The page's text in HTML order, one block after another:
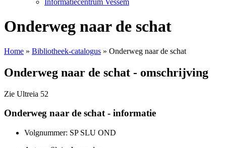
Informatiecentrum Vessem
Onderweg naar de schat
Home » Bibliotheek-catalogus » Onderweg naar de schat
Onderweg naar de schat - omschrijving
Zie Ultreia 52
Onderweg naar de schat - informatie
Volgnummer: SP SLU OND